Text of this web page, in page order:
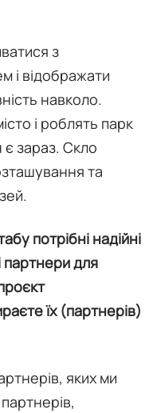
з
і відображати
навколо.
і роблять парк
є зараз. Скло
та
потрібні надійні
партнери для
їх (партнерів)
яких ми